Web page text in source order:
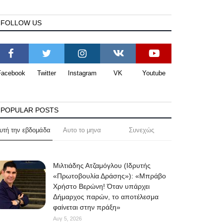
FOLLOW US
Twitter Instagram VK Youtube
POPULAR POSTS
την εβδομάδα Αυτο το μηνα Συνεχώς
Μιλτιάδης Ατζαμόγλου (Ιδρυτής
«Πρωτοβουλία Δράσης»): «Μπράβο
Χρήστο Βερώνη! Όταν υπάρχει
Δήμαρχος παρών, το αποτέλεσμα
φαίνεται στην πράξη»
Αυγ 5, 2026